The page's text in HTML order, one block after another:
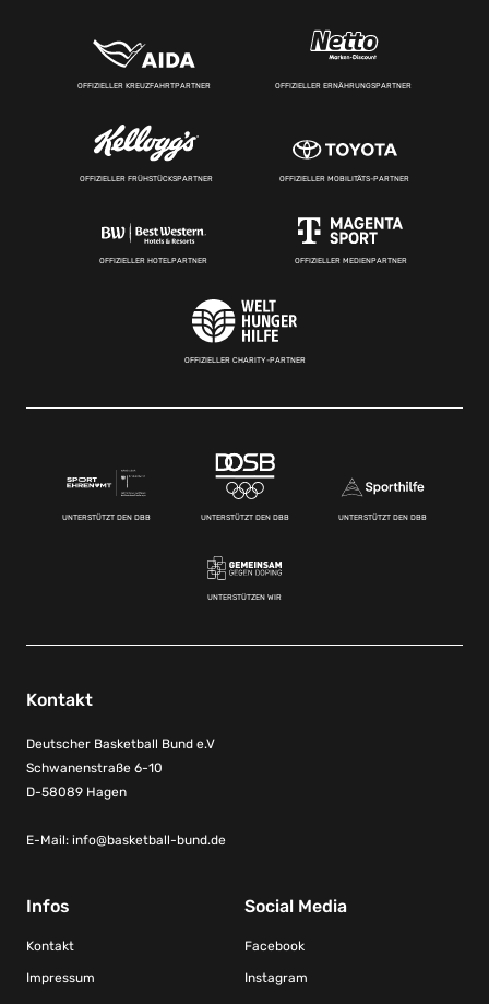
OFFIZIELLER KREUZFAHRTPARTNER OFFIZIELLER ERNÄHRUNGSPARTNER
OFFIZIELLER FRÜHSTÜCKSPARTNER OFFIZIELLER MOBILITÄTS-PARTNER
OFFIZIELLER HOTELPARTNER OFFIZIELLER MEDIENPARTNER
OFFIZIELLER CHARITY-PARTNER
UNTERSTÜTZT DEN DBB UNTERSTÜTZT DEN DBB UNTERSTÜTZT DEN DBB
UNTERSTÜTZEN WIR
Kontakt
Deutscher Basketball Bund e.V
Schwanenstraße 6-10
D-58089 Hagen
E-Mail: info@basketball-bund.de
Infos
Kontakt
Impressum
Social Media
Facebook
Instagram